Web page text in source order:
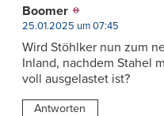
Boomer
25.01.2025 um 07:45
Wird Stöhlker nun zum
Inland, nachdem Stahel
voll ausgelastet ist?
Antworten